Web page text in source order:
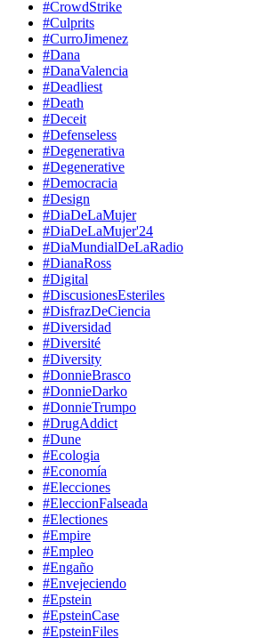
#CrowdStrike
#Culprits
#CurroJimenez
#Dana
#DanaValencia
#Deadliest
#Death
#Deceit
#Defenseless
#Degenerativa
#Degenerative
#Democracia
#Design
#DiaDeLaMujer
#DiaDeLaMujer'24
#DiaMundialDeLaRadio
#DianaRoss
#Digital
#DiscusionesEsteriles
#DisfrazDeCiencia
#Diversidad
#Diversité
#Diversity
#DonnieBrasco
#DonnieDarko
#DonnieTrumpo
#DrugAddict
#Dune
#Ecologia
#Economía
#Elecciones
#EleccionFalseada
#Electiones
#Empire
#Empleo
#Engaño
#Envejeciendo
#Epstein
#EpsteinCase
#EpsteinFiles